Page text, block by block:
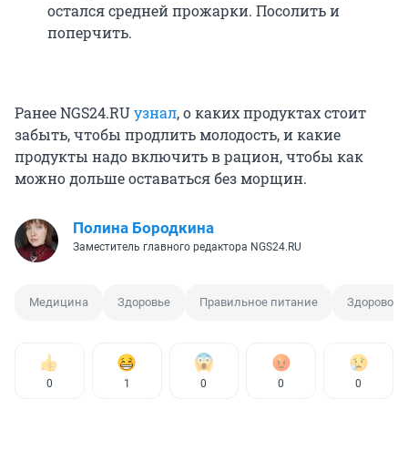
остался средней прожарки. Посолить и
поперчить.
Ранее NGS24.RUузнал, о каких продуктах стоит
забыть, чтобы продлить молодость, и какие
продукты надо включить в рацион, чтобы как
можно дольше оставаться без морщин.
Полина Бородкина
Заместитель главного редактора NGS24.RU
Медицина Здоровье Правильное питание Здоровое
0 1 0 0 0